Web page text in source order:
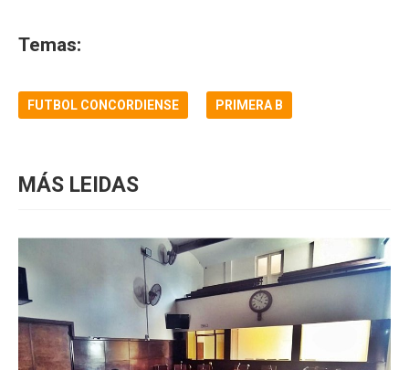
Temas:
FUTBOL CONCORDIENSE PRIMERA B
MÁS LEIDAS